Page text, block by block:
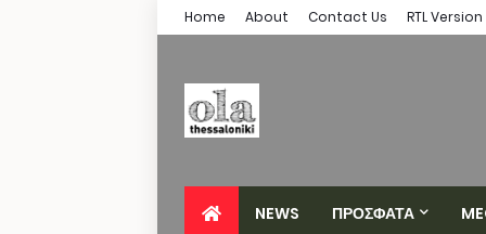
Home About Contact Us RTL Version
NEWS ΠΡΟΣΦΑΤΑ